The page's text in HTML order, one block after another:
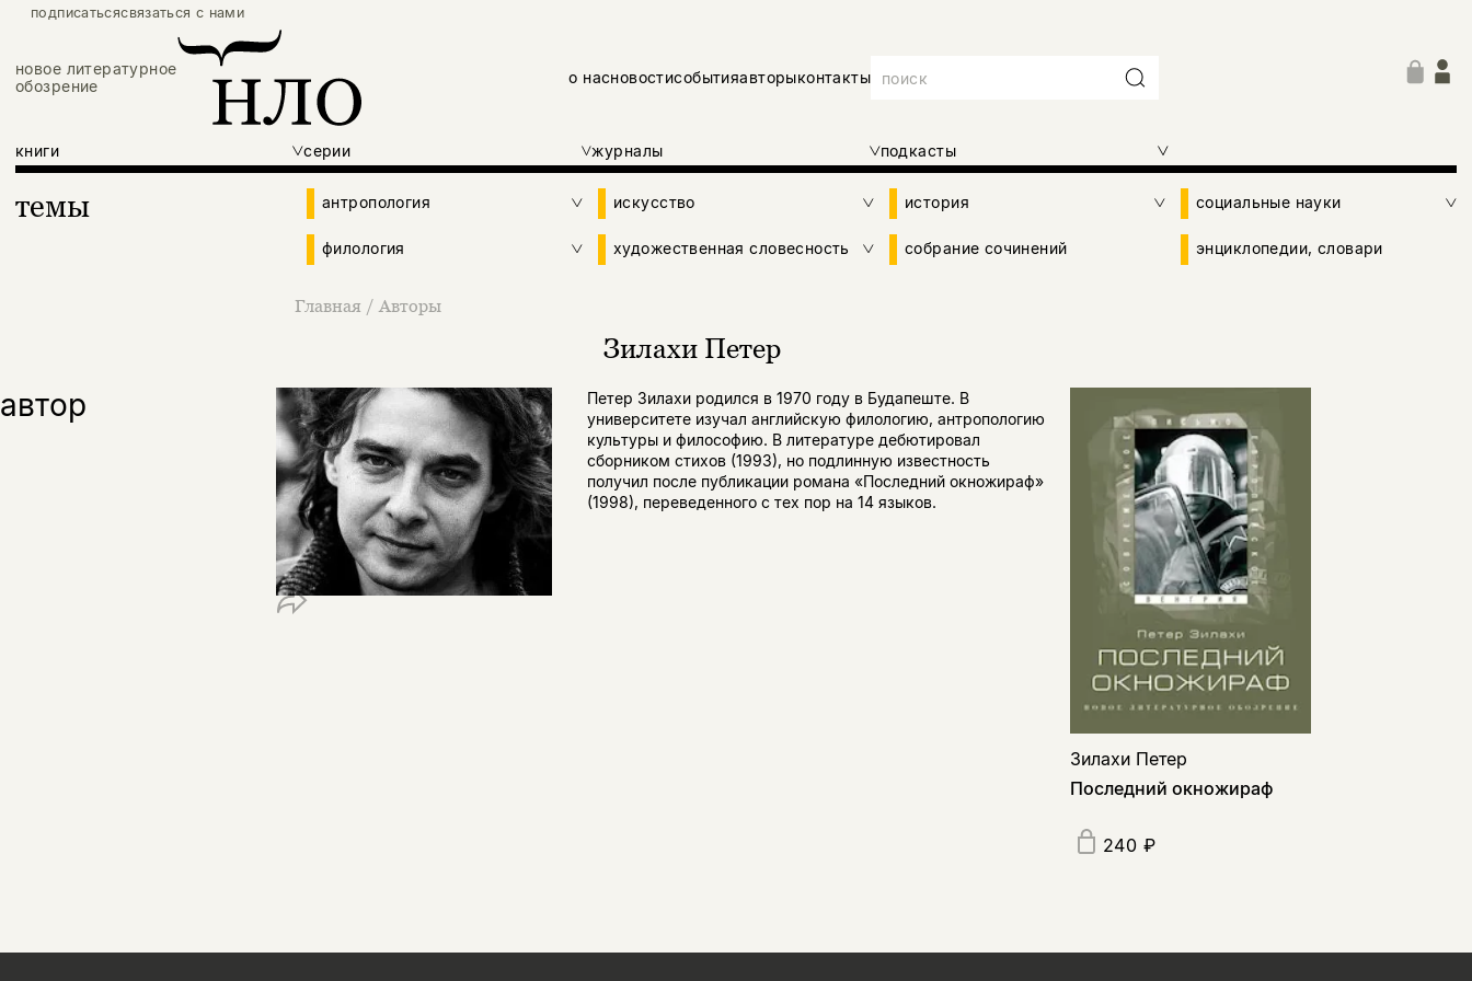
подписатьсясвязаться с нами
новое литературное
обозрение
о насновостисобытияавторыконтакты
книги серии журналы подкасты
темы антропология искусство история социальные науки
филология художественная словесность собрание сочинений энциклопедии, словари
Главная / Авторы
Зилахи Петер
автор
Петер Зилахи родился в 1970 году в Будапеште. В
университете изучал английскую филологию, антропологию
культуры и философию. В литературе дебютировал
сборником стихов (1993), но подлинную известность
получил после публикации романа «Последний окножираф»
(1998), переведенного с тех пор на 14 языков.
Зилахи Петер
Последний окножираф
240 ₽